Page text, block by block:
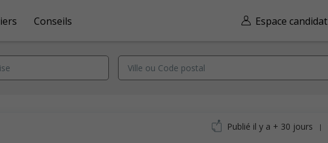
Espace candidat
Conseils
Publié il y a + 30 jours |